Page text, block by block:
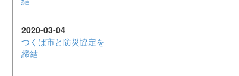
長野県
岐阜県
2020-03-04
つくば市と防災協定を
締結